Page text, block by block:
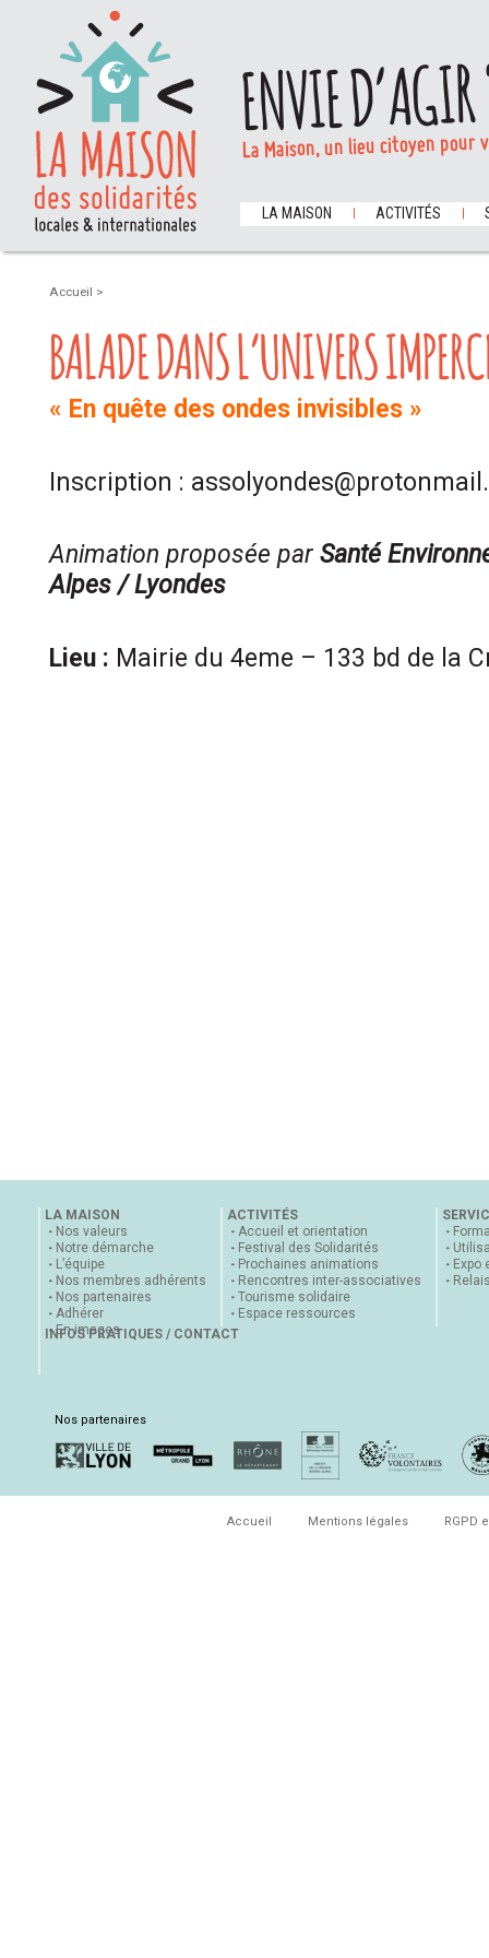
ENVIE
La Maison, un lieu citoyen
LA MAISON ACTIVITÉS
Accueil >
BALADE DANS L’UNIVERS
« En quête des ondes invisibles »
Inscription :
Animation proposée par Santé
Alpes / Lyondes
Lieu : Mairie du 4eme – 133 bd de la
LA MAISON
Nos valeurs
Notre démarche
L’équipe
Nos membres adhérents
Nos partenaires
Adhérer
En images
ACTIVITÉS
Accueil et orientation
Festival des Solidarités
Prochaines animations
Rencontres inter-associatives
Tourisme solidaire
Espace ressources
Expo
INFOS PRATIQUES / CONTACT
Nos partenaires
Accueil Mentions légales RGPD